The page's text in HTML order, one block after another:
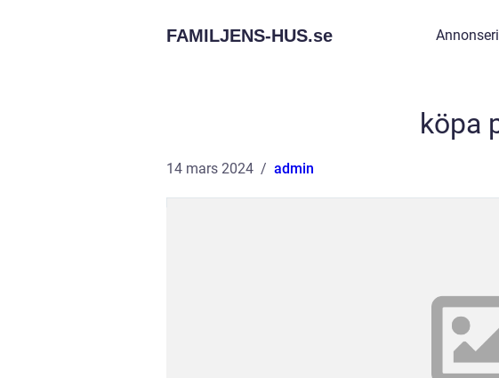
FAMILJENS-HUS.se
köpa
14 mars 2024 admin